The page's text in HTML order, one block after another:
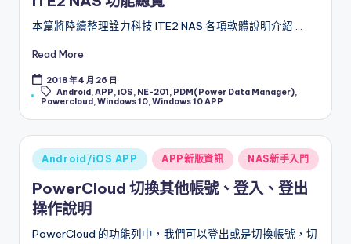
本篇將陸續整理詮力科技 ITE2 NAS 各項軟體說明介紹 …
Read More
2018 年 4 月 26 日
Tags:Android,APP, iOS, NE-201, PDM(Power Data Manager),
Powercloud,Windows 10,Windows 10 APP
Posted
in
Android/iOS APP APP新版資訊 NAS新手入門
PowerCloud 切換其他帳號、登入、登出
操作說明
PowerCloud 的功能列中，我們可以登出或是切換帳號，切